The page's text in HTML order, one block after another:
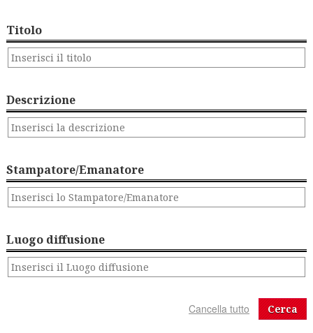
Titolo
Descrizione
Stampatore/Emanatore
Luogo diffusione
Cerca